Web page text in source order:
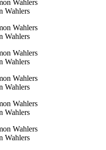
Wahlers
Wahlers
Wahlers
Wahlers
Wahlers
Wahlers